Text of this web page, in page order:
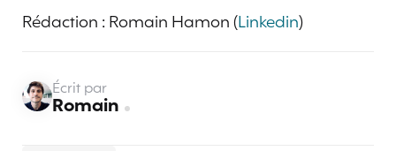
Rédaction : Romain Hamon (Linkedin)
Écrit par
Romain